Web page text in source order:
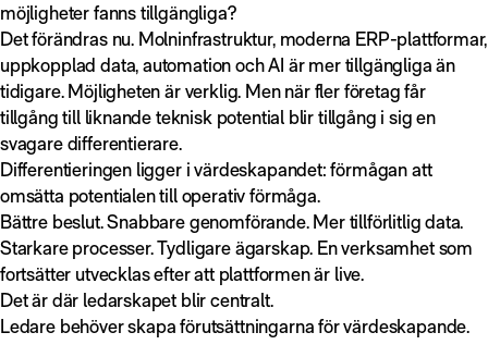
möjligheter fanns tillgängliga?
Det förändras nu. Molninfrastruktur, moderna ERP-plattformar,
uppkopplad data, automation och AI är mer tillgängliga än
tidigare. Möjligheten är verklig. Men när fler företag får
tillgång till liknande teknisk potential blir tillgång i sig en
svagare differentierare.
Differentieringen ligger i värdeskapandet: förmågan att
omsätta potentialen till operativ förmåga.
Bättre beslut. Snabbare genomförande. Mer tillförlitlig data.
Starkare processer. Tydligare ägarskap. En verksamhet som
fortsätter utvecklas efter att plattformen är live.
Det är där ledarskapet blir centralt.
Ledare behöver skapa förutsättningarna för värdeskapande.